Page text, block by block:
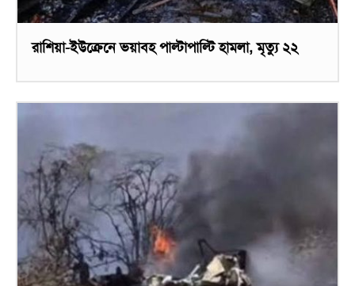
রাশিয়া-ইউক্রেনে ভয়াবহ পাল্টাপাল্টি হামলা, মৃত্যু ২২